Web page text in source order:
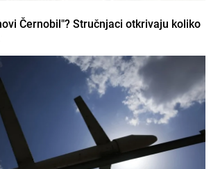
Černobil"? Stručnjaci otkrivaju koliko